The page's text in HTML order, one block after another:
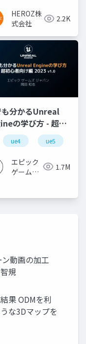
Online
HEROZ株
式会社
2.2K
も分かるUnreal
の学び方 - 超初
け編 - 2023 v1.0
ue4 ue5
エピック
ゲームズ
1.7M
動画の加工
規
果 ODMを利
な3Dマップを